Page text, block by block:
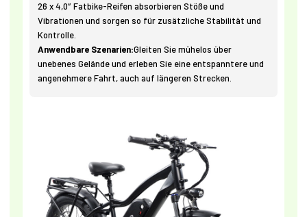
26 x 4,0″ Fatbike-Reifen absorbieren Stöße und
Vibrationen und sorgen so für zusätzliche Stabilität und
Kontrolle.
Anwendbare Szenarien:Gleiten Sie mühelos über
unebenes Gelände und erleben Sie eine entspanntere und
angenehmere Fahrt, auch auf längeren Strecken.